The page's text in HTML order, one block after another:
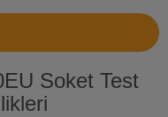
Soket Test